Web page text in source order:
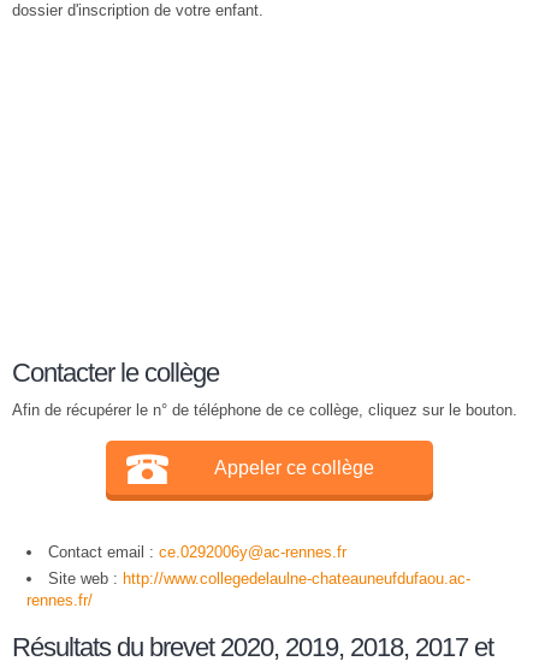
dossier d'inscription de votre enfant.
Contacter le collège
Afin de récupérer le n° de téléphone de ce collège, cliquez sur le bouton.
Appeler ce collège
Contact email : ce.0292006y@ac-rennes.fr
Site web : http://www.collegedelaulne-chateauneufdufaou.ac-
rennes.fr/
Résultats du brevet 2020, 2019, 2018, 2017 et